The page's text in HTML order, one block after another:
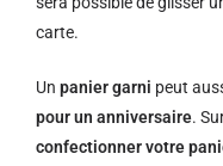
carte.
Un panier garni peut
pour un anniversaire.
confectionner votre